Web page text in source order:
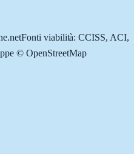
Fonti viabilità: CCISS, ACI,
© OpenStreetMap